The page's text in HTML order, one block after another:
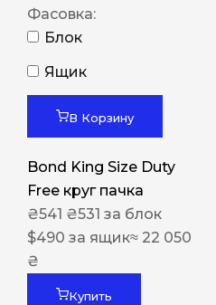
Фасовка:
Блок
Ящик
В Корзину
Bond King Size Duty
Free круг пачка
₴541 ₴531 за блок
$490 за ящик≈ 22 050
₴
Купить